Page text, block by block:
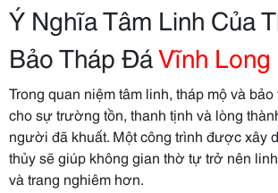
Ý Nghĩa Tâm Linh Của
Bảo Tháp ĐáVĩnh Long
Trong quan niệm tâm linh, tháp mộ và
cho sự trường tồn, thanh tịnh và lòng
người đã khuất. Một công trình được xây
thủy sẽ giúp không gian thờ tự trở nên
và trang nghiêm hơn.